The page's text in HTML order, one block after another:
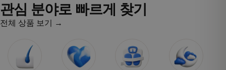
관심 분야로 빠르게 찾기
전체 상품 보기 →